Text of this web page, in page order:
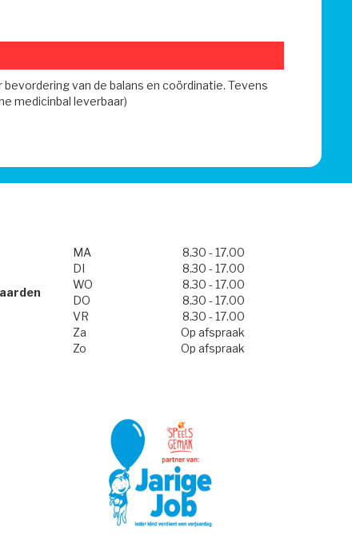
van de balans en coördinatie. Tevens
medicinbal leverbaar)
MA
8.30 - 17.00
DI
8.30 - 17.00
WO
8.30 - 17.00
DO
8.30 - 17.00
VR
8.30 - 17.00
Za
Op afspraak
Zo
Op afspraak